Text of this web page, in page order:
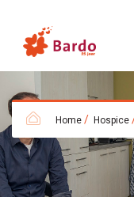
Home / Hospice